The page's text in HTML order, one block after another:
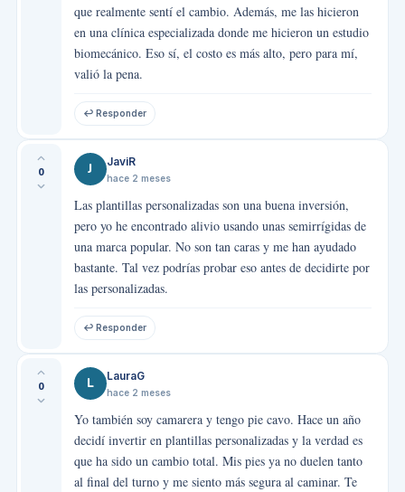
que realmente sentí el cambio. Además, me las hicieron
en una clínica especializada donde me hicieron un estudio
biomecánico. Eso sí, el costo es más alto, pero para mí,
valió la pena.
↩ Responder
0 J JaviR
hace 2 meses
Las plantillas personalizadas son una buena inversión,
pero yo he encontrado alivio usando unas semirrígidas de
una marca popular. No son tan caras y me han ayudado
bastante. Tal vez podrías probar eso antes de decidirte por
las personalizadas.
↩ Responder
0 L LauraG
hace 2 meses
Yo también soy camarera y tengo pie cavo. Hace un año
decidí invertir en plantillas personalizadas y la verdad es
que ha sido un cambio total. Mis pies ya no duelen tanto
al final del turno y me siento más segura al caminar. Te